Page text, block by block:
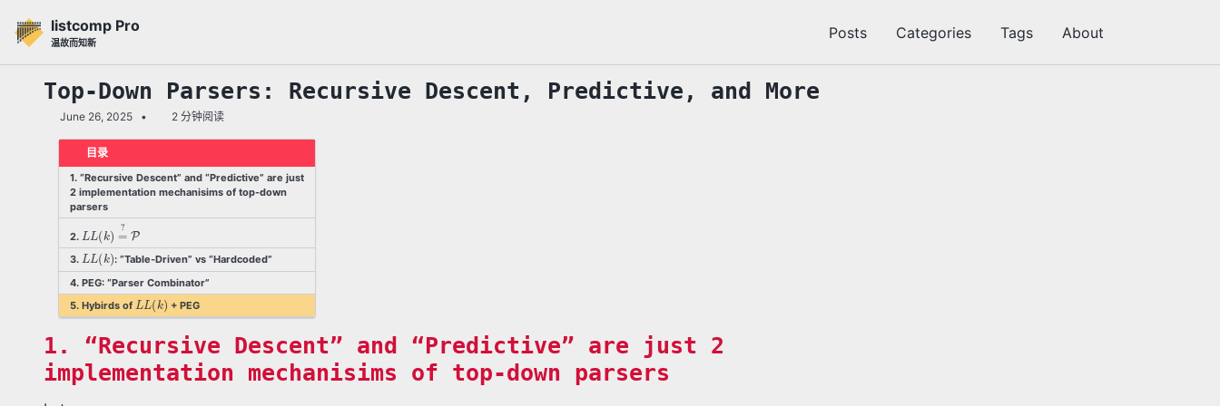
listcomp Pro
温故而知新
Posts Categories Tags About
Top-Down Parsers: Recursive Descent, Predictive, and More
June 26, 2025 2 分钟阅读
目录
1. “Recursive Descent” and “Predictive” are just
2 implementation mechanisims of top-down
parsers
2. L L (k ) =? P
3. LL(k): “Table-Driven” vs “Hardcoded”
4. PEG: “Parser Combinator”
5. Hybirds of LL(k) + PEG
1. “Recursive Descent” and “Predictive” are just 2
implementation mechanisims of top-down parsers